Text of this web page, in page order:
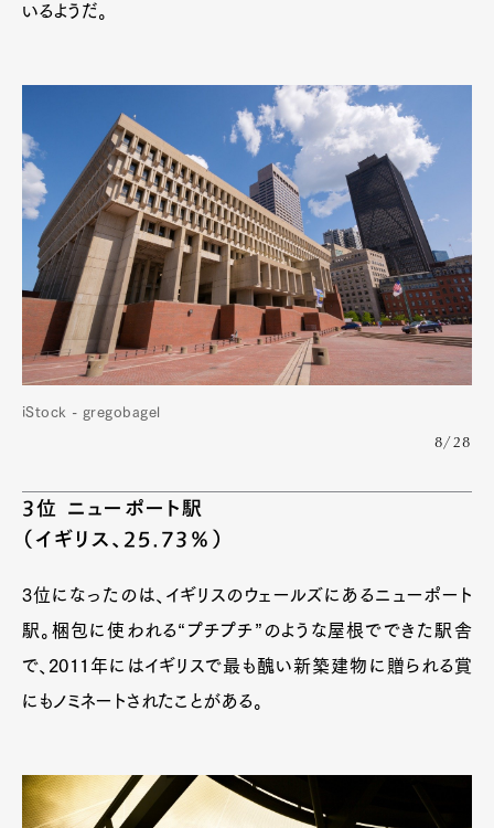
いるようだ。
iStock - gregobagel
8/28
3位 ニューポート駅
（イギリス、25.73％）
3位になったのは、イギリスのウェールズにあるニューポート
駅。梱包に使われる“プチプチ”のような屋根でできた駅舎
で、2011年にはイギリスで最も醜い新築建物に贈られる賞
にもノミネートされたことがある。